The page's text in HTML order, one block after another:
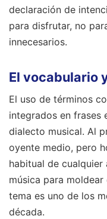
declaración de
para disfrutar, no
innecesarios.
El vocabulario
El uso de términos
integrados en frases
dialecto musical. Al
oyente medio, pero
habitual de
música para
tema es uno de los
década.